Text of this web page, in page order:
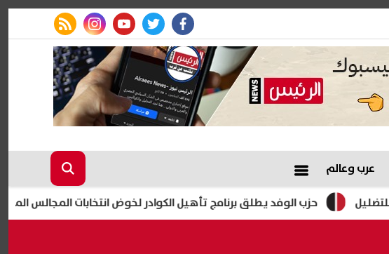
facebook
twitter
youtube
instagram
rss feed
عرب وعالم
حزب الوفد يطلق برنامج تأهيل الكوادر لخوض انتخابات المجالس المحلية